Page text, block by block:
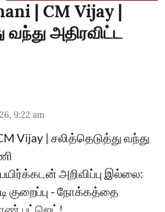
| CM Vijay |
வந்து அதிரவிட்ட
9:22 am
Vijay | சலித்தெடுத்து வந்து
அறிவிப்பு இல்லை:
குறைப்பு - நோக்கத்தை
பட்ஜெட்!